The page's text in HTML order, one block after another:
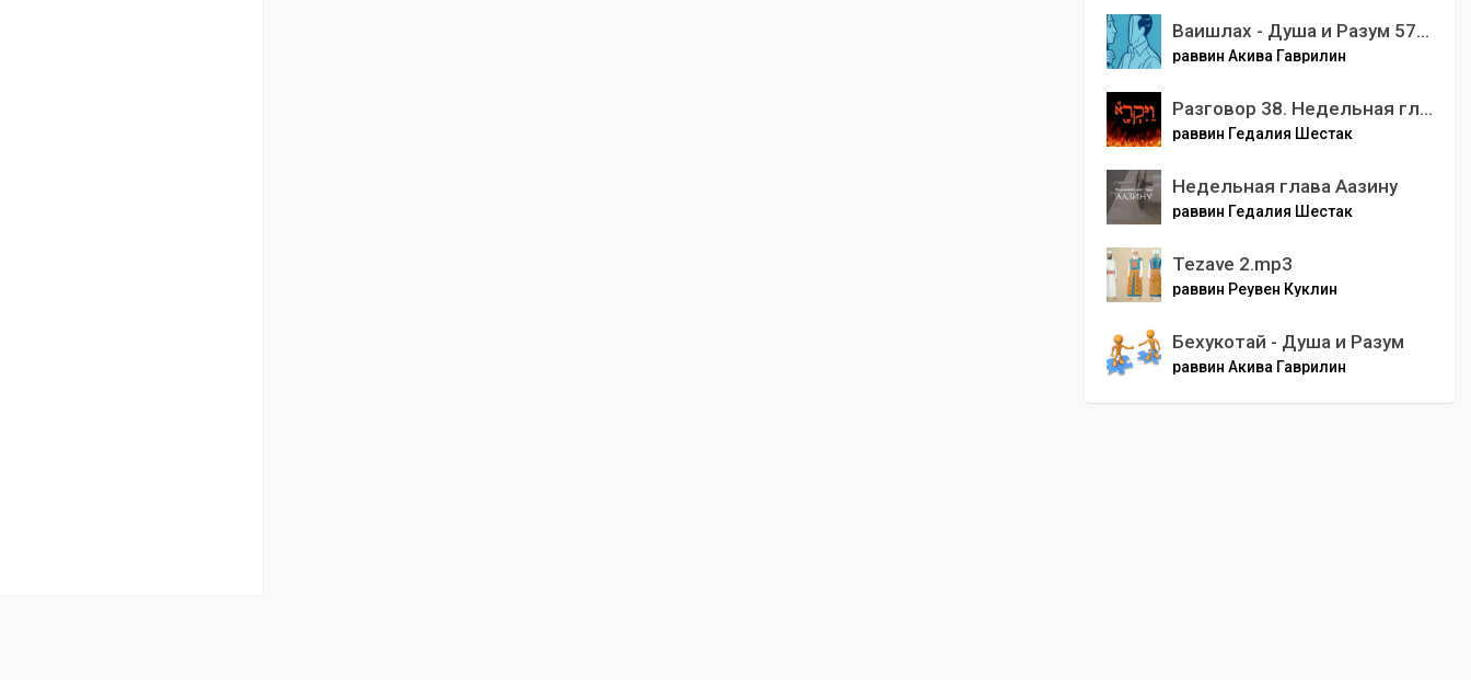
Ваишлах - Душа и Разум 5786
раввин Акива Гаврилин
Разговор 38. Недельная глава Ваикра. Случайностей не бывает
раввин Гедалия Шестак
Недельная глава Аазину
раввин Гедалия Шестак
Tezave 2.mp3
раввин Реувен Куклин
Бехукотай - Душа и Разум
раввин Акива Гаврилин